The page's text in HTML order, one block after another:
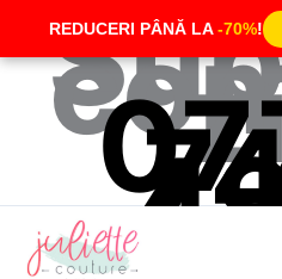
REDUCERI PÂNĂ LA-70%!
content